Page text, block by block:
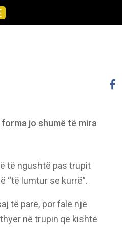
jo shumë të mira
të ngushtë pas trupit
“të lumtur se kurrë”.
të parë, por falë një
në trupin që kishte